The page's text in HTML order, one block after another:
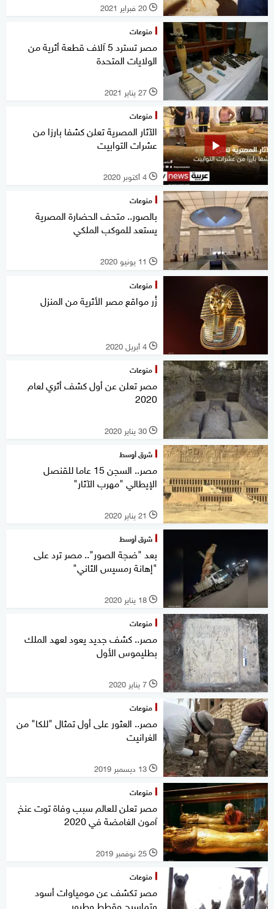
l 20 فبراير 2021
منوعات
مصر تسترد 5 آلاف قطعة أثرية من
الولايات المتحدة
l 27 يناير 2021
منوعات
الآثار المصرية تعلن كشفا بارزا من
عشرات التوابيت
l 4 أكتوبر 2020
منوعات
بالصور.. متحف الحضارة المصرية
يستعد للموكب الملكي
l 11 يونيو 2020
منوعات
زُر مواقع مصر الأثرية من المنزل
l 4 أبريل 2020
منوعات
مصر تعلن عن أول كشف أثري لعام
2020
l 30 يناير 2020
شرق أوسط
مصر.. السجن 15 عاما للقنصل
الإيطالي "مهرب الآثار"
l 21 يناير 2020
شرق أوسط
بعد "ضجة الصور".. مصر ترد على
"إهانة رمسيس الثاني"
l 18 يناير 2020
منوعات
مصر.. كشف جديد يعود لعهد الملك
بطليموس الأول
l 7 يناير 2020
منوعات
مصر.. العثور على أول تمثال "للكا" من
الغرانيت
l 13 ديسمبر 2019
منوعات
مصر تعلن للعالم سبب وفاة توت عنخ
آمون الغامضة في 2020
l 25 نوفمبر 2019
منوعات
مصر تكشف عن مومياوات أسود
وتماسيح وقطط وطيور